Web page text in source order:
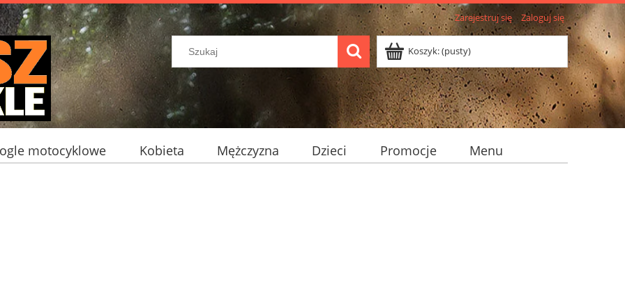
Zarejestruj się Zaloguj się
Koszyk:(pusty)
motocyklowe Kobieta Mężczyzna Dzieci Promocje
Menu